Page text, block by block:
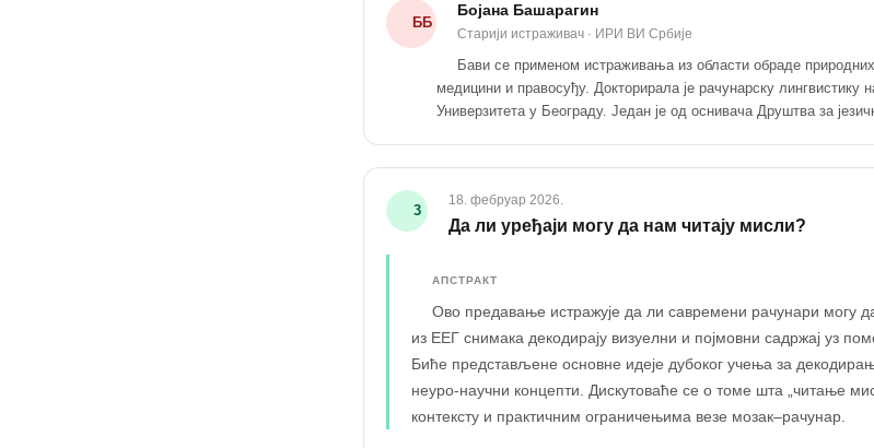
ББ
Бојана Башарагин
Старији истраживач · ИРИ ВИ Србије
Бави се применом истраживања из области обраде природних
медицини и правосуђу. Докторирала је рачунарску
Универзитета у Београду. Један је од оснивача Друштва за
3
18. фебруар 2026.
Да ли уређаји могу да нам читају мисли?
АПСТРАКТ
Ово предавање истражује да ли савремени рачунари могу
из ЕЕГ снимака декодирају визуелни и појмовни садржај уз
Биће представљене основне идеје дубоког учења за
неуро-научни концепти. Дискутоваће се о томе шта „читање
контексту и практичним ограничењима везе мозак–рачунар.